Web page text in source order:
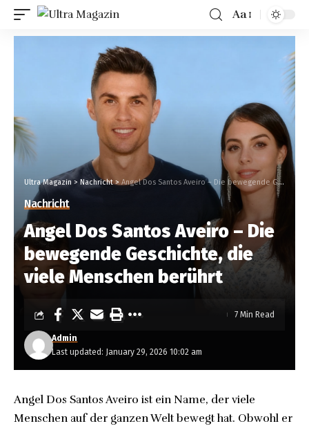
Aa
Ultra Magazin> Nachricht> Angel Dos Santos Aveiro – Die bewegende Geschichte, die viele Menschen berührt
Nachricht
Angel Dos Santos Aveiro – Die
bewegende Geschichte, die
viele Menschen berührt
Last updated: January 29, 2026 10:02 am
Admin
7 Min Read
Angel Dos Santos Aveiro ist ein Name, der viele
Menschen auf der ganzen Welt bewegt hat. Obwohl er